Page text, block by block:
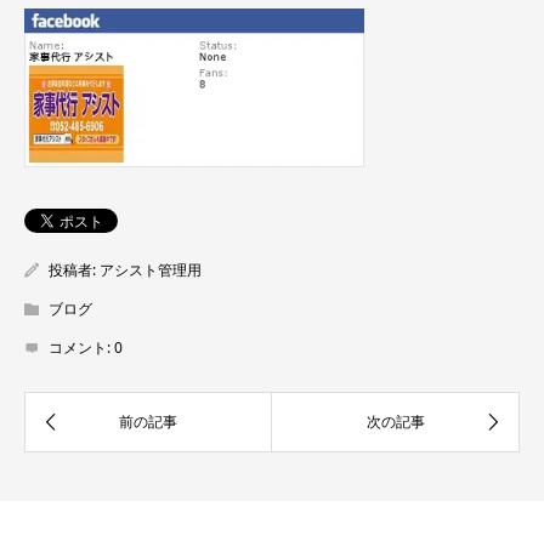
投稿者: アシスト管理用
ブログ
コメント:0